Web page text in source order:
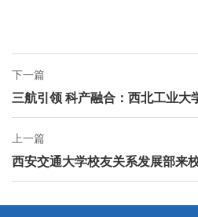
下一篇
上一篇
西安交通大学校友关系发展部来